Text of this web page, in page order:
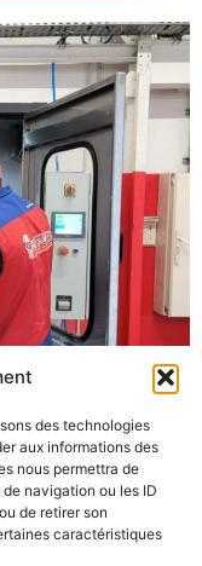
des technologies
aux informations des
nous permettra de
navigation ou les ID
de retirer son
caractéristiques